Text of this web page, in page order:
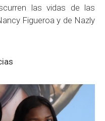
las vidas de las
Figueroa y de Nazly